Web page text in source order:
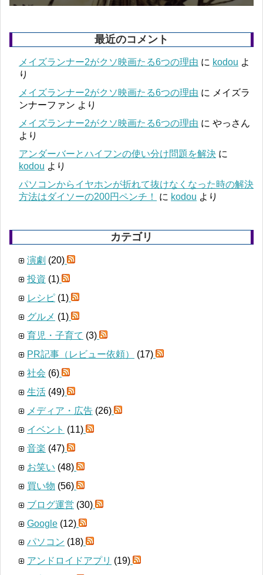
最近のコメント
メイズランナー2がクソ映画たる6つの理由 に kodou よ
り
メイズランナー2がクソ映画たる6つの理由 に メイズラ
ンナーファン より
メイズランナー2がクソ映画たる6つの理由 に やっさん
より
アンダーバーとハイフンの使い分け問題を解決 に
kodou より
パソコンからイヤホンが折れて抜けなくなった時の解決
方法はダイソーの200円ペンチ！
に kodou より
カテゴリ
演劇 (20)
投資 (1)
レシピ (1)
グルメ (1)
育児・子育て (3)
PR記事（レビュー依頼）
(17)
社会 (6)
生活 (49)
メディア・広告 (26)
イベント (11)
音楽 (47)
お笑い (48)
買い物 (56)
ブログ運営 (30)
Google (12)
パソコン (18)
アンドロイドアプリ (19)